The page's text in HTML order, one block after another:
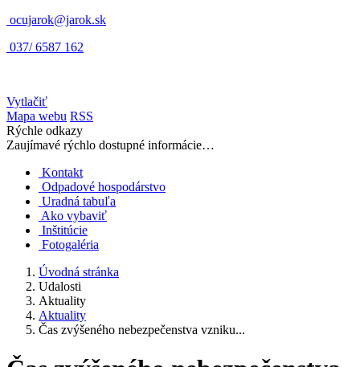
ocujarok@jarok.sk
037/ 6587 162
Vytlačiť
Mapa webu RSS
Rýchle odkazy
Zaujímavé rýchlo dostupné informácie…
Kontakt
Odpadové hospodárstvo
Uradná tabuľa
Ako vybaviť
Inštitúcie
Fotogaléria
Úvodná stránka
Udalosti
Aktuality
Aktuality
Čas zvýšeného nebezpečenstva vzniku...